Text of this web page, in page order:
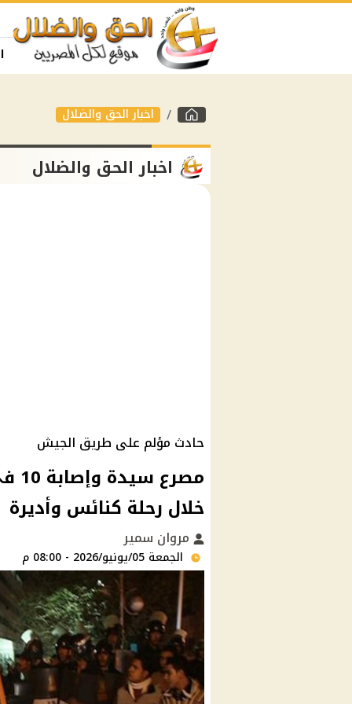
اخبار الحق والضلال
اخبار الحق والضلال
حادث مؤلم على طريق الجيش
خلال رحلة كنائس وأديرة
مروان سمير
الجمعة 05/يونيو/2026 - 08:00 م